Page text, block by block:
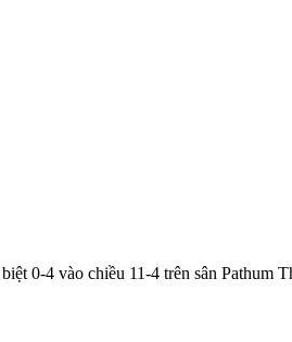
0-4 vào chiều 11-4 trên sân Pathum